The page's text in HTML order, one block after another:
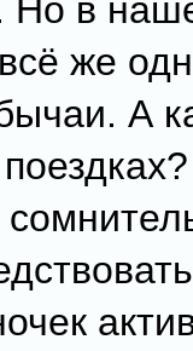
Но в
же
А